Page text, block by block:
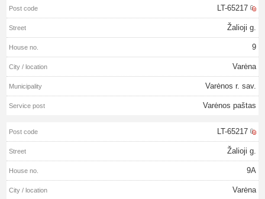
LT-65217
Žalioji g.
9
Varėna
Varėnos r. sav.
Varėnos paštas
LT-65217
Žalioji g.
9A
Varėna